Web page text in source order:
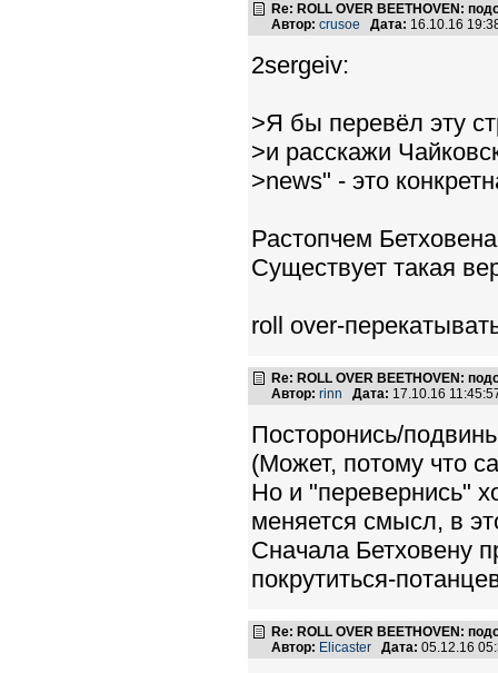
Re: ROLL OVER BEETHOVEN:
Автор: crusoe Дата: 16.10.16
2sergeiv:
>Я бы перевёл эту
>и расскажи
>news" - это
Растопчем
Существует такая
roll over-
Re: ROLL OVER BEETHOVEN:
Автор: rinn Дата: 17.10.16
Посторонись/
(Может, потому что
Но и "перевернись"
меняется смысл, в
Сначала Бетховену
покрутиться-
Re: ROLL OVER BEETHOVEN:
Автор: Elicaster Дата: 05.12.16